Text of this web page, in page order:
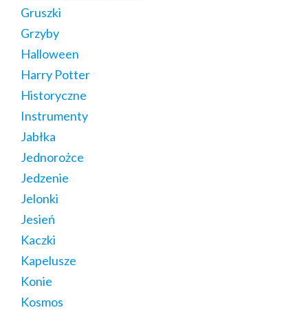
Gruszki
Grzyby
Halloween
Harry Potter
Historyczne
Instrumenty
Jabłka
Jednorożce
Jedzenie
Jelonki
Jesień
Kaczki
Kapelusze
Konie
Kosmos